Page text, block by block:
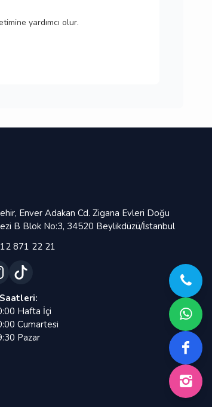
yardımcı olur.
Enver Adakan Cd. Zigana Evleri Doğu
B Blok No:3, 34520 Beylikdüzü/İstanbul
871 22 21
Hafta İçi
Cumartesi
Pazar